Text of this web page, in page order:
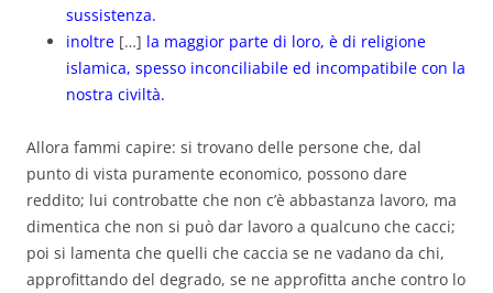
sussistenza.
inoltre […] la maggior parte di loro, è di religione
islamica, spesso inconciliabile ed incompatibile con la
nostra civiltà.
Allora fammi capire: si trovano delle persone che, dal
punto di vista puramente economico, possono dare
reddito; lui controbatte che non c’è abbastanza lavoro, ma
dimentica che non si può dar lavoro a qualcuno che cacci;
poi si lamenta che quelli che caccia se ne vadano da chi,
approfittando del degrado, se ne approfitta anche contro lo